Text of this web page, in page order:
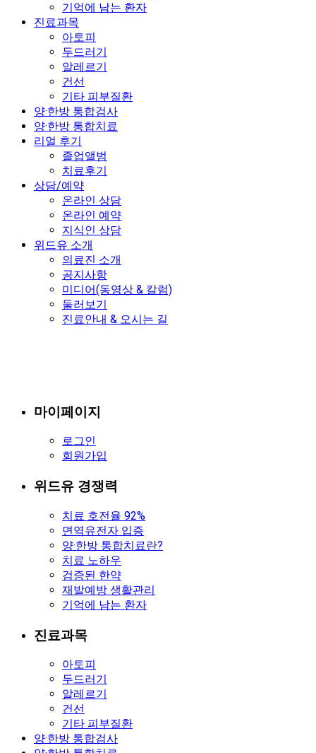
기억에 남는 환자
진료과목
아토피
두드러기
알레르기
건선
기타 피부질환
양·한방 통합검사
양·한방 통합치료
리얼 후기
졸업앨범
치료후기
상담/예약
온라인 상담
온라인 예약
지식인 상담
위드유 소개
의료진 소개
공지사항
미디어(동영상 & 칼럼)
둘러보기
진료안내 & 오시는 길
마이페이지
로그인
회원가입
위드유 경쟁력
치료 호전율 92%
면역유전자 입증
양·한방 통합치료란?
치료 노하우
검증된 한약
재발예방 생활관리
기억에 남는 환자
진료과목
아토피
두드러기
알레르기
건선
기타 피부질환
양·한방 통합검사